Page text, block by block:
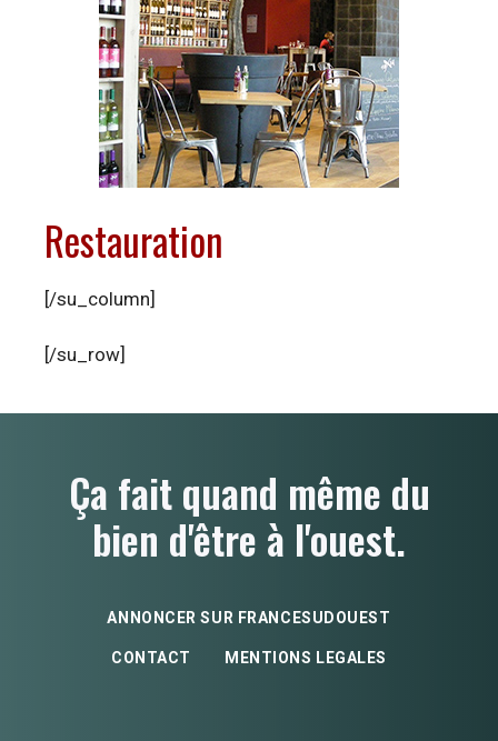
Restauration
[/su_column]
[/su_row]
Ça fait quand même du
bien d'être à l'ouest.
ANNONCER SUR FRANCESUDOUEST
CONTACT MENTIONS LEGALES